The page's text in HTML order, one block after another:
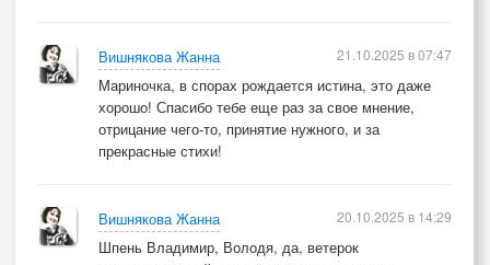
Вишнякова Жанна
Мариночка, в спорах рождается истина, это даже
хорошо! Спасибо тебе еще раз за свое мнение,
отрицание чего-то, принятие нужного, и за
прекрасные стихи!
21.10.2025 в 07:47
Вишнякова Жанна
Шпень Владимир, Володя, да, ветерок
20.10.2025 в 14:29